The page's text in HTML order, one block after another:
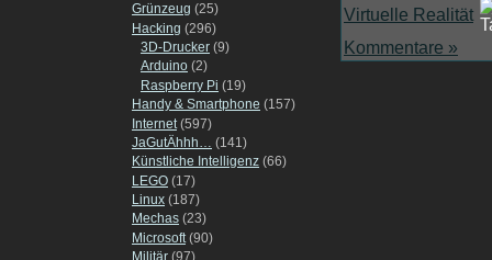
Grünzeug (25)
Hacking (296)
3D-Drucker (9)
Arduino (2)
Raspberry Pi (19)
Handy & Smartphone (157)
Internet (597)
JaGutÄhhh… (141)
Künstliche Intelligenz (66)
LEGO (17)
Linux (187)
Mechas (23)
Microsoft(90)
Virtuelle Realität
Kommentare »